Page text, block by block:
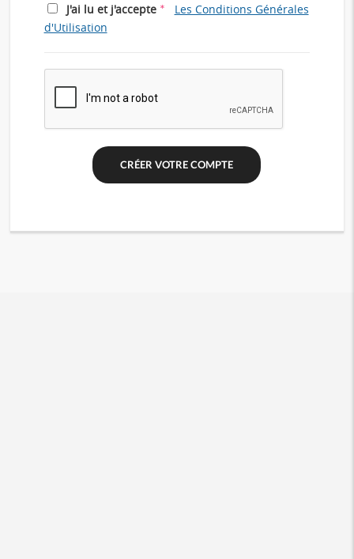
J'ai lu et j'accepte *
Les Conditions Générales
d'Utilisation